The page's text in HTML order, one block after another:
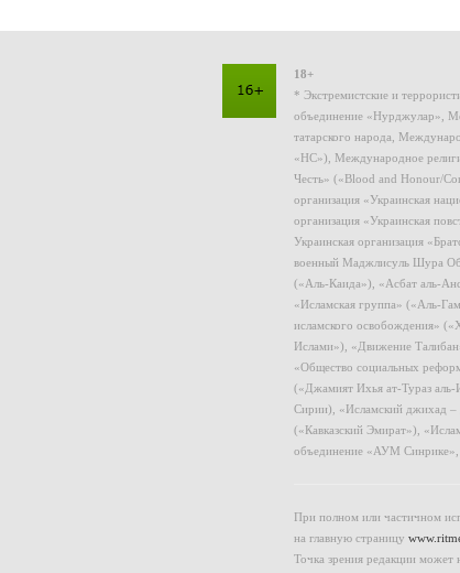
18+
* Экстремистские и
объединение «Нурджулар»,
татарского народа,
«НС»), Международное
Честь» («Blood and Honour/
организация «Украинская
организация «Украинская
Украинская организация
военный Маджлисуль Шура
(«Аль-Каида»), «Асбат аль-
«Исламская группа» («Аль-
исламского освобождения»
Ислами»), «Движение
«Общество социальных
(«Джамият Ихья ат-Тураз
Сирии), «Исламский джихад –
(«Кавказский Эмират»),
объединение «АУМ
При полном или частичном
на главную страницу
Точка зрения редакции может